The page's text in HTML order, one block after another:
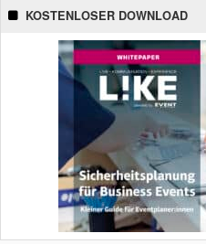
KOSTENLOSER DOWNLOAD